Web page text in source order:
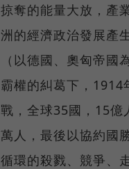
掠奪的能量大放，產
洲的經濟政治發展產
（以德國、奧匈帝
霸權的糾葛下，
戰，全球35國，15
萬人，最後以協約國
循環的殺戮、競爭、